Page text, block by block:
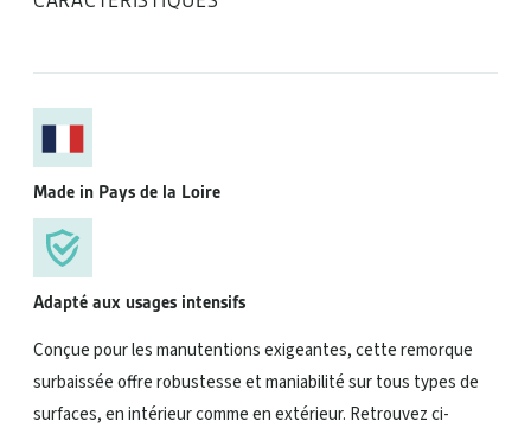
Made in Pays de la Loire
Adapté aux usages intensifs
Conçue pour les manutentions exigeantes, cette remorque
surbaissée offre robustesse et maniabilité sur tous types de
surfaces, en intérieur comme en extérieur. Retrouvez ci-